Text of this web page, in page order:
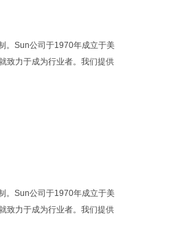
。Sun公司于1970年成立于美
致力于成为行业者。我们提供
。Sun公司于1970年成立于美
致力于成为行业者。我们提供